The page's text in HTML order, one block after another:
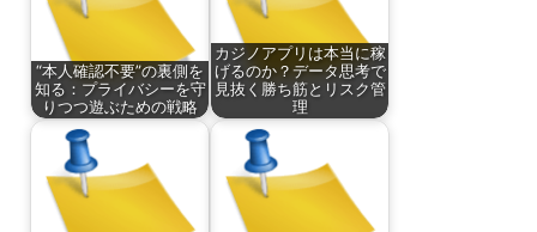
“本人確認不要”の裏側を
知る：プライバシーを守
りつつ遊ぶための戦略
カジノアプリは本当に稼
げるのか？データ思考で
見抜く勝ち筋とリスク管
理